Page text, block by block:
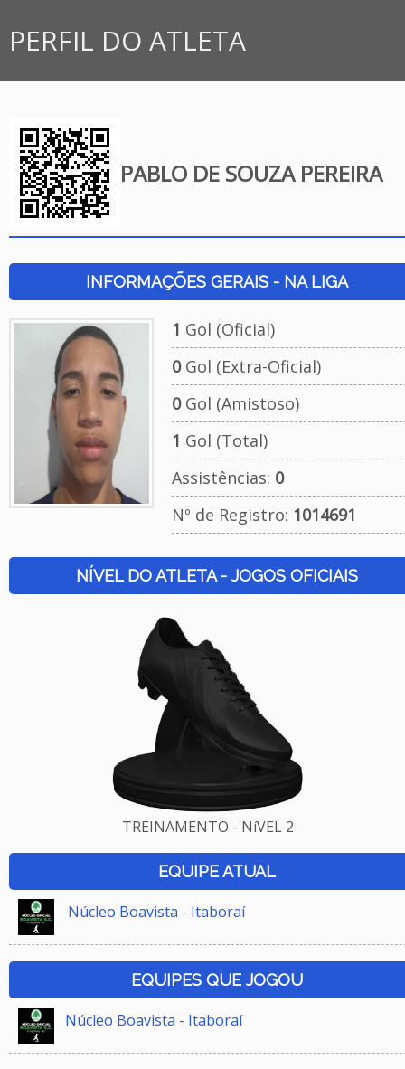
PERFIL DO ATLETA
PABLO DE SOUZA PEREIRA
INFORMAÇÕES GERAIS - NA LIGA
1 Gol (Oficial)
0Gol (Extra-Oficial)
0Gol (Amistoso)
1 Gol (Total)
Assistências: 0
Nº de Registro: 1014691
NÍVEL DO ATLETA - JOGOS OFICIAIS
TREINAMENTO - NíVEL 2
EQUIPE ATUAL
Núcleo Boavista - Itaboraí
EQUIPES QUE JOGOU
Núcleo Boavista - Itaboraí